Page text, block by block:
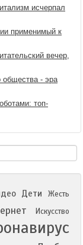
исчерпал
применимый к
вечер,
общества - эра
топ-
Дети
Жесть
Искусство